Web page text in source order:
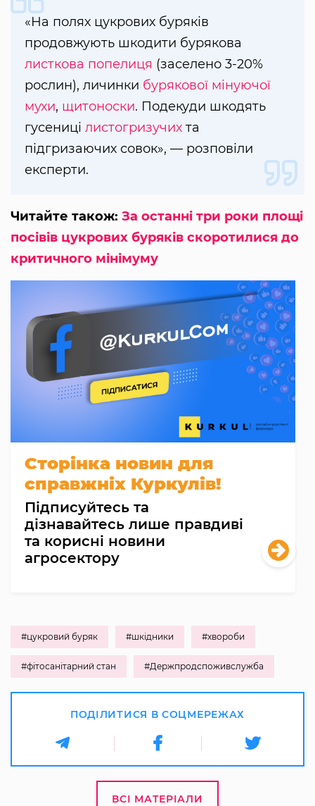
«На полях цукрових буряків
продовжують шкодити бурякова
листкова попелиця (заселено 3-20%
рослин), личинки бурякової мінуючої
мухи, щитоноски. Подекуди шкодять
гусениці листогризучих та
підгризаючих совок», — розповіли
експерти.
Читайте також: За останні три роки площі
посівів цукрових буряків скоротилися до
критичного мінімуму
Сторінка новин для
справжніх Куркулів!
Підписуйтесь та
дізнавайтесь лише правдиві
та корисні новини
агросектору
#цукровий буряк #шкідники #хвороби
#фітосанітарний стан #Держпродспоживслужба
ПОДІЛИТИСЯ В СОЦМЕРЕЖАХ
ВСІ МАТЕРІАЛИ